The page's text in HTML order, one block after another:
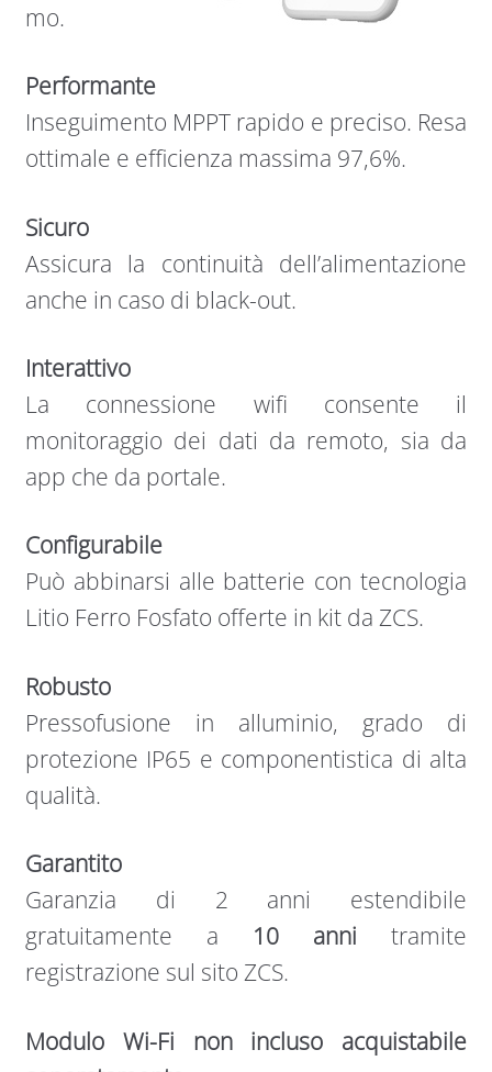
mo.
Performante
Inseguimento MPPT rapido e preciso. Resa
ottimale e efficienza massima 97,6%.
Sicuro
Assicura la continuità dell’alimentazione
anche in caso di black-out.
Interattivo
La connessione wifi consente il
monitoraggio dei dati da remoto, sia da
app che da portale.
Configurabile
Può abbinarsi alle batterie con tecnologia
Litio Ferro Fosfato offerte in kit da ZCS.
Robusto
Pressofusione in alluminio, grado di
protezione IP65 e componentistica di alta
qualità.
Garantito
Garanzia di 2 anni estendibile
gratuitamente a 10 anni tramite
registrazione sul sito ZCS.
Modulo Wi-Fi non incluso acquistabile